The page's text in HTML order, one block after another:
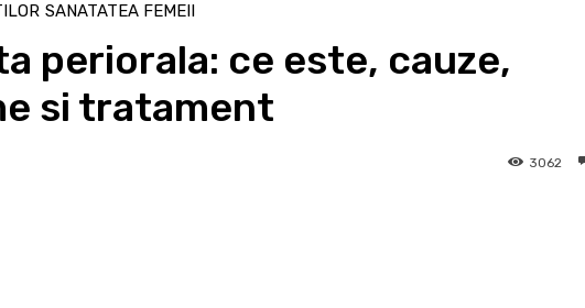
SANATATEA FEMEII
periorala: ce este, cauze,
si tratament
3062